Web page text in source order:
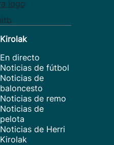
Kirolak
En directo
Noticias de fútbol
Noticias de
baloncesto
Noticias de remo
Noticias de
pelota
Noticias de Herri
Kirolak